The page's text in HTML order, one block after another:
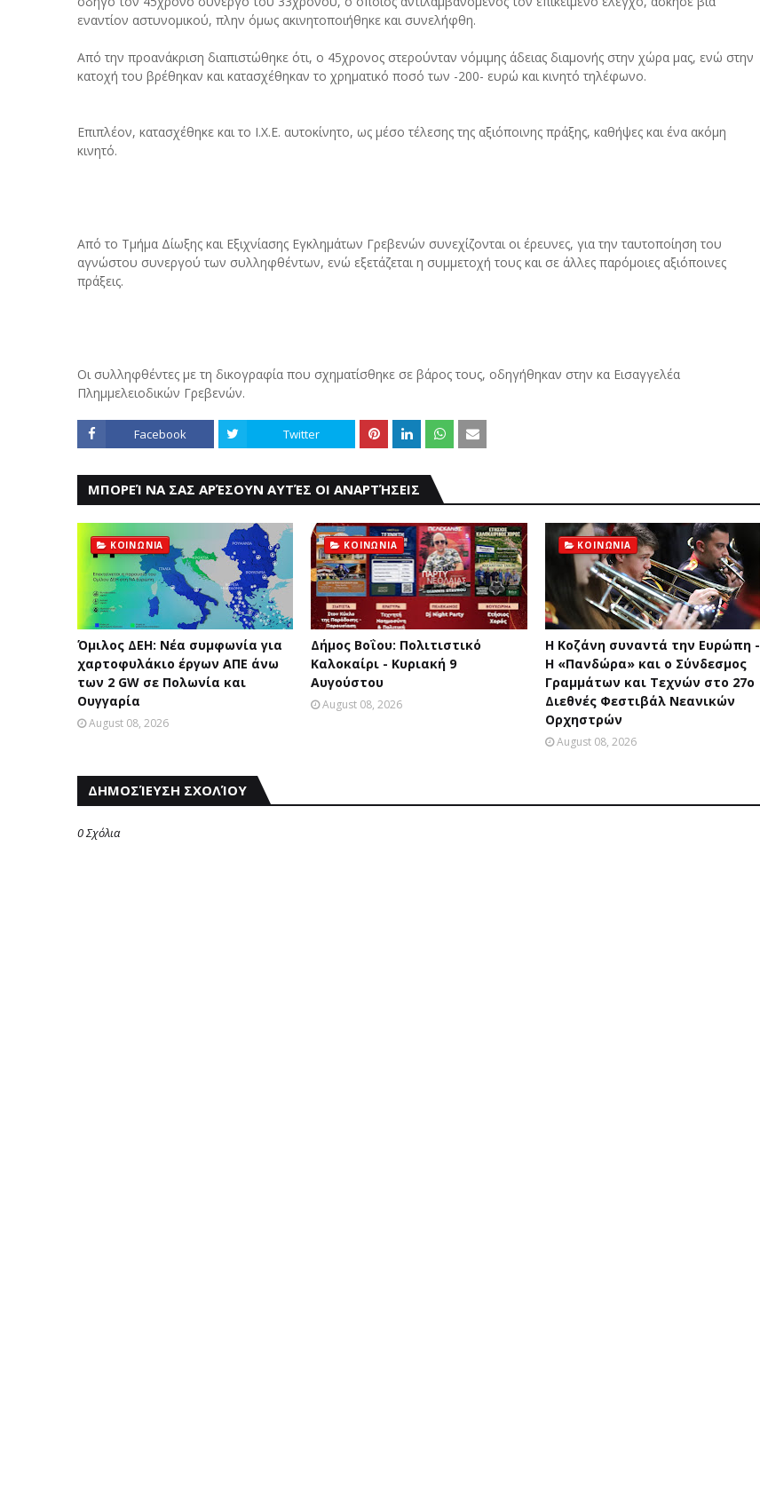
εναντίον αστυνομικού, πλην όμως ακινητοποιήθηκε και συνελήφθη.
Από την προανάκριση διαπιστώθηκε ότι, ο 45χρονος στερούνταν νόμιμης άδειας διαμονής στην χώρα μας, ενώ στην
κατοχή του βρέθηκαν και κατασχέθηκαν το χρηματικό ποσό των -200- ευρώ και κινητό τηλέφωνο.
Επιπλέον, κατασχέθηκε και το Ι.Χ.Ε. αυτοκίνητο, ως μέσο τέλεσης της αξιόποινης πράξης, καθήψες και ένα ακόμη
κινητό.
Από το Τμήμα Δίωξης και Εξιχνίασης Εγκλημάτων Γρεβενών συνεχίζονται οι έρευνες, για την ταυτοποίηση του
αγνώστου συνεργού των συλληφθέντων, ενώ εξετάζεται η συμμετοχή τους και σε άλλες παρόμοιες αξιόποινες
πράξεις.
Οι συλληφθέντες με τη δικογραφία που σχηματίσθηκε σε βάρος τους, οδηγήθηκαν στην κα Εισαγγελέα
Πλημμελειοδικών Γρεβενών.
Facebook Twitter
ΜΠΟΡΕΊ ΝΑ ΣΑΣ ΑΡΈΣΟΥΝ ΑΥΤΈΣ ΟΙ ΑΝΑΡΤΉΣΕΙΣ
ΚΟΙΝΩΝΙΑ
Όμιλος ΔΕΗ: Νέα συμφωνία για
χαρτοφυλάκιο έργων ΑΠΕ άνω
των 2 GW σε Πολωνία και
Ουγγαρία
August 08, 2026
ΚΟΙΝΩΝΙΑ
Δήμος Βοΐου: Πολιτιστικό
Καλοκαίρι - Κυριακή 9
Αυγούστου
August 08, 2026
ΚΟΙΝΩΝΙΑ
Η Κοζάνη συναντά την Ευρώπη -
Η «Πανδώρα» και ο Σύνδεσμος
Γραμμάτων και Τεχνών στο 27ο
Διεθνές Φεστιβάλ Νεανικών
Ορχηστρών
August 08, 2026
ΔΗΜΟΣΊΕΥΣΗ ΣΧΟΛΊΟΥ
0 Σχόλια